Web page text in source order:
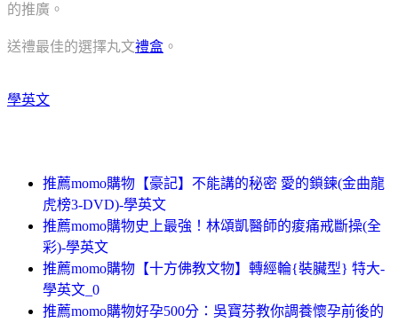
的推廣。
送禮最佳的選擇丸文禮盒 。
學英文
推薦momo購物【豪記】不能講的秘密 愛的鎖鍊(金曲龍
虎榜3-DVD)-學英文
推薦momo購物史上最強！林頌凱醫師的痠痛戒斷操(全
彩)-學英文
推薦momo購物【十方佛教文物】轉經輪{裝臟型} 特大-
學英文_0
推薦momo購物好孕500分：吳寶芬教你調養懷孕前後的